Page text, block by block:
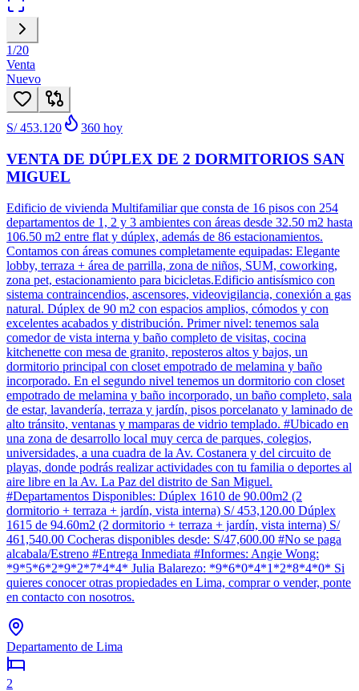
1/20
Venta
Nuevo
S/ 453.120 360 hoy
VENTA DE DÚPLEX DE 2 DORMITORIOS SAN
MIGUEL
Edificio de vivienda Multifamiliar que consta de 16 pisos con 254
departamentos de 1, 2 y 3 ambientes con áreas desde 32.50 m2 hasta
106.50 m2 entre flat y dúplex, además de 86 estacionamientos.
Contamos con áreas comunes completamente equipadas: Elegante
lobby, terraza + área de parrilla, zona de niños, SUM, coworking,
zona pet, estacionamiento para bicicletas.Edificio antisísmico con
sistema contraincendios, ascensores, videovigilancia, conexión a gas
natural. Dúplex de 90 m2 con espacios amplios, cómodos y con
excelentes acabados y distribución. Primer nivel: tenemos sala
comedor de vista interna y baño completo de visitas, cocina
kitchenette con mesa de granito, reposteros altos y bajos, un
dormitorio principal con closet empotrado de melamina y baño
incorporado. En el segundo nivel tenemos un dormitorio con closet
empotrado de melamina y baño incorporado, un baño completo, sala
de estar, lavandería, terraza y jardín, pisos porcelanato y laminado de
alto tránsito, ventanas y mamparas de vidrio templado. #Ubicado en
una zona de desarrollo local muy cerca de parques, colegios,
universidades, a una cuadra de la Av. Costanera y del circuito de
playas, donde podrás realizar actividades con tu familia o deportes al
aire libre en la Av. La Paz del distrito de San Miguel.
#Departamentos Disponibles: Dúplex 1610 de 90.00m2 (2
dormitorio + terraza + jardín, vista interna) S/ 453,120.00 Dúplex
1615 de 94.60m2 (2 dormitorio + terraza + jardín, vista interna) S/
461,540.00 Cocheras disponibles desde: S/47,600.00 #No se paga
alcabala/Estreno #Entrega Inmediata #Informes: Angie Wong:
*9*5*6*2*9*2*7*4*4* Julia Balarezo: *9*6*0*4*1*2*8*4*0* Si
quieres conocer otras propiedades en Lima, comprar o vender, ponte
en contacto con nosotros.
Departamento de Lima
2